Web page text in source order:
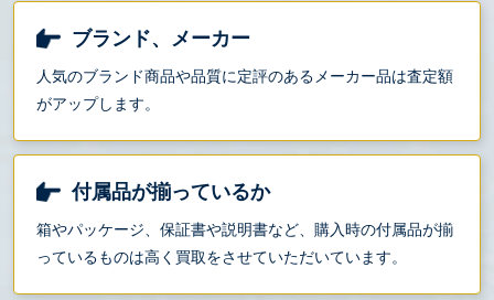
ブランド、メーカー
人気のブランド商品や品質に定評のあるメーカー品は査定額
がアップします。
付属品が揃っているか
箱やパッケージ、保証書や説明書など、購入時の付属品が揃
っているものは高く買取をさせていただいています。